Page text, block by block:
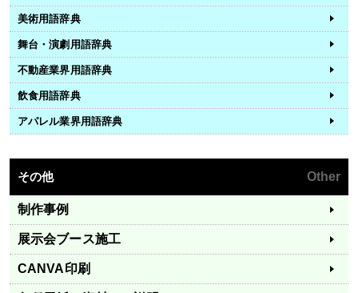
美術用語辞典
舞台・演劇用語辞典
不動産業界用語辞典
飲食用語辞典
アパレル業界用語辞典
その他 Other
制作事例
展示会ブース施工
CANVA印刷